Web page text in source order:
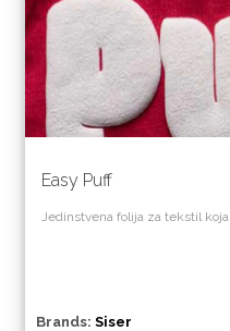
Easy Puff
Jedinstvena folija za tekstil koja
Brands: Siser